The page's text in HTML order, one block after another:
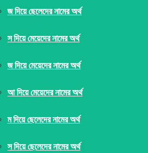
জ দিয়ে ছেলেদের নামের অর্থ
স দিয়ে মেয়েদের নামের অর্থ
জ দিয়ে মেয়েদের নামের অর্থ
আ দিয়ে মেয়েদের নামের অর্থ
ম দিয়ে ছেলেদের নামের অর্থ
স দিয়ে ছেলেদের নামের অর্থ